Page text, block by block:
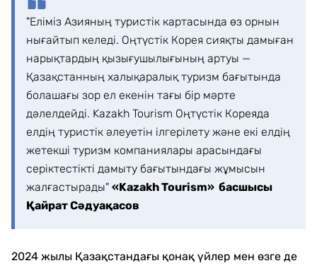
"Еліміз Азияның туристік картасында өз орнын
нығайтып келеді. Оңтүстік Корея сияқты дамыған
нарықтардың қызығушылығының артуы —
Қазақстанның халықаралық туризм бағытында
болашағы зор ел екенін тағы бір мәрте
дәлелдейді. Kazakh Tourism Оңтүстік Кореяда
елдің туристік әлеуетін ілгерілету және екі елдің
жетекші туризм компаниялары арасындағы
серіктестікті дамыту бағытындағы жұмысын
жалғастырады" «Kazakh Tourism» басшысы
Қайрат Сәдуақасов
2024 жылы Қазақстандағы қонақ үйлер мен өзге де